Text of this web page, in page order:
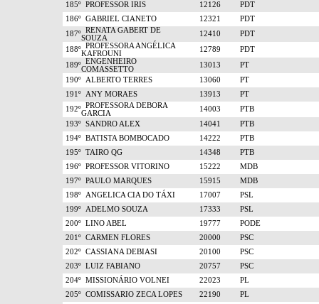
185º PROFESSOR IRIS 12126
PDT
186º GABRIEL CIANETO 12321
PDT
187º RENATA GABERT DE
SOUZA
12410
PDT
188º PROFESSORA ANGÉLICA
KAFROUNI
12789
PDT
189º ENGENHEIRO
COMASSETTO
13013
PT
190º ALBERTO TERRES 13060
PT
191º ANY MORAES 13913
PT
192º PROFESSORA DEBORA
GARCIA
14003
PTB
193º SANDRO ALEX 14041
PTB
194º BATISTA BOMBOCADO 14222
PTB
195º TAIRO QG 14348
PTB
196º PROFESSOR VITORINO 15222
MDB
197º PAULO MARQUES 15915
MDB
198º ANGELICA CIA DO TÁXI 17007
PSL
199º ADELMO SOUZA 17333
PSL
200º LINO ABEL 19777
PODE
201º CARMEN FLORES 20000
PSC
202º CASSIANA DEBIASI 20100
PSC
203º LUIZ FABIANO 20757
PSC
204º MISSIONÁRIO VOLNEI 22023
PL
205º COMISSARIO ZECA LOPES 22190
PL